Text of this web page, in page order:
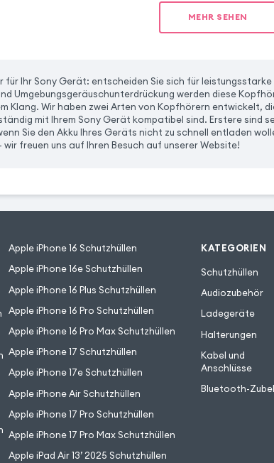
MEHR SEHEN
für Ihr Sony Gerät: entscheiden Sie sich für
Umgebungsgeräuschunterdrückung werden diese
Klang. Wir haben zwei Arten von Kopfhörern entwickelt,
mit Ihrem Sony Gerät kompatibel sind. Erstere sind
Sie den Akku Ihres Geräts nicht zu schnell entladen
freuen uns auf Ihren Besuch auf unserer Website!
Apple iPhone 16 Schutzhüllen
Apple iPhone 16e Schutzhüllen
Apple iPhone 16 Plus Schutzhüllen
Apple iPhone 16 Pro Schutzhüllen
Apple iPhone 16 Pro Max Schutzhüllen
Apple iPhone 17 Schutzhüllen
Apple iPhone 17e Schutzhüllen
Apple iPhone Air Schutzhüllen
Apple iPhone 17 Pro Schutzhüllen
Apple iPhone 17 Pro Max Schutzhüllen
Apple iPad Air 13’ 2025 Schutzhüllen
KATEGORIEN
Schutzhüllen
Audiozubehör
Ladegeräte
Halterungen
Kabel und
Anschlüsse
Bluetooth-